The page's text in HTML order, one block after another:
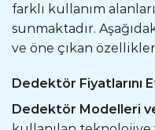
farklı kullanım
sunmaktadır.
ve öne çıkan
Dedektör Fiyatlarını
Dedektör Modelleri